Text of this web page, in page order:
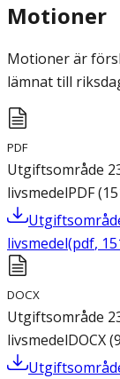
Motioner
Motioner är
lämnat till
PDF
Utgiftsområde
livsmedelPDF(
livsmedel(pdf,
DOCX
Utgiftsområde
livsmedelDOCX(